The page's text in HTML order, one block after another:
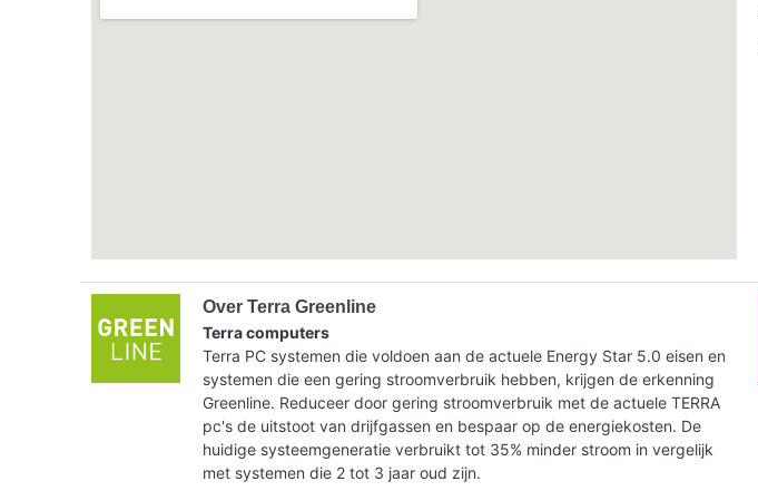
Over Terra Greenline
Terra computers
Terra PC systemen die voldoen aan de actuele Energy Star 5.0 eisen en
systemen die een gering stroomverbruik hebben, krijgen de erkenning
Greenline. Reduceer door gering stroomverbruik met de actuele TERRA
pc's de uitstoot van drijfgassen en bespaar op de energiekosten. De
huidige systeemgeneratie verbruikt tot 35% minder stroom in vergelijk
met systemen die 2 tot 3 jaar oud zijn.